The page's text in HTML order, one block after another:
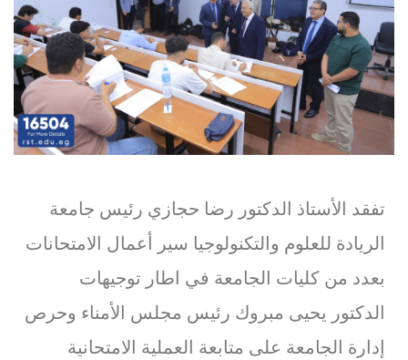
تفقد الأستاذ الدكتور رضا حجازي رئيس جامعة
الريادة للعلوم والتكنولوجيا سير أعمال الامتحانات
بعدد من كليات الجامعة في اطار توجيهات
الدكتور يحيى مبروك رئيس مجلس الأمناء وحرص
إدارة الجامعة على متابعة العملية الامتحانية